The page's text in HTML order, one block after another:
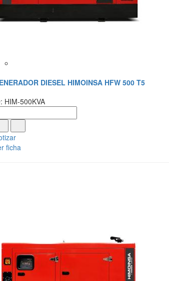
DIESEL HIMOINSA HFW 500 T5
HIM-500KVA
ficha